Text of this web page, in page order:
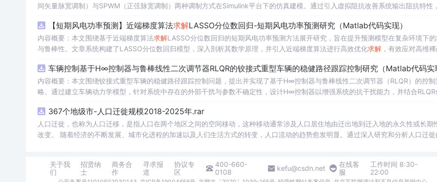
间矢量脉宽调制）与SPWM（正弦脉宽调制）两种调制方式在Simulink平台下的仿真建模。通过引入虚拟阻抗改善系统输出阻抗特性
制策略的设计、调制算法的实现、动态响应分析及谐波抑制效果评估，同时拓展涉及正负序分离、中点电位平衡、DPWMA调制等关
术，构建了完整的高性能并网 逆变器控制系统仿真体系。; 适合人群：适用于从事电力电子、新能源发电、智能电网及相关领域的研
科研人员和工程技术人员，特别是具备三相并网逆变器控制理论基础并熟悉MATLAB/Simulink仿真环境的专业人士；; 使用场景及目标：
工作；③为企业研发高性能、高可靠性的并网逆变器产品提供先进的控制方案与技术原型支持；; 阅读建议：建议读者结合提供的Simulin
k模型文件进行实际操作与仿真验证，重点关注虚拟阻抗参数设计与有源阻尼的协同作用机制，深入理解不同调制策略对系统性能的
并可进一步拓展学习文中提及的正负序控制、中点电位平衡等先进控制技术，全面提升对复杂电网环境下并网系统稳定运行机制的认
【短期风电功率预测】近端梯度算法求解LASSO分位数回归-短期风电功率预测研究（Matlab代码实现）
内容概要：本文围绕基于近端梯度算法求解LASSO分位数回归的短期风电功率预测方法展开研究，旨在提升预测模型在复杂环境下
与鲁棒性。文章系统构建了LASSO分位数回归模型，深入剖析其数学原理，并引入近端梯度算法进行高效优化求解，有效应对高维
能，结果表明其相较于传统方法具有更强的稳定性和准确性。此外，文档还整合了电力系统、机器学习、路径规划等多个领域的相关
方向与技术应用案例，突出该方法在新能源预测与智能优化中的广泛适用性与实践价值。; 适合人群：具备扎实的数学基础（如凸优化、统
计学习）与Matlab编程能力，从事新能源发电预测、电力系统调度、智能优化算法或机器学习等领域的科研人员、工程技术人员及研
性；②为研究LASSO回归、分位数回归及近端梯度优化算法的学者提供可复现、可扩展的Matlab代码实例，便于算法改进与对比实
③作为可再生能源消纳、电力市场出清、微网能量管理等工程场景下的核心数据分析与决策支持工具。; 阅读建议：此资源以算法实现为
核心，建议读者在掌握LASSO与分位数回归理论基础上，结合Matlab代码逐行分析近端梯度算法的迭代流程与收敛特性，重点关注
车辆控制基于H∞控制器与鲁棒线性二次调节器RLQR的铰接式重型车辆的稳健路径跟踪控制研究（Matlab代码实
内容概要：本文围绕铰接式重型车辆的稳健路径跟踪控制问题，提出并实现了基于H∞控制器与鲁棒线性二次调节器（RLQR）的控制
略。通过建立车辆动力学模型，针对系统中存在的外部干扰与参数不确定性，设计H∞控制器以增强系统的抗干扰能力，并结合RLQR
行驶环境下的优越性与鲁棒性。; 适合人群：具备自动控制理论基础、车辆工程或自动化相关背景，熟悉Matlab/Simulink仿真工具，从事
智能车辆控制、路径跟踪算法研究的研究生、科研人员及工程技术人员。; 使用场景及目标：①应用于铰接式重型车辆（如矿用卡车、大
型拖挂车）的自动驾驶路径跟踪控制系统设计；②为解决存在模型不确定性和外界扰动条件下的鲁棒控制问题提供算法参考与实现
型参数或引入新的扰动场景进行拓展性实验，以增强实际应用能力。
367个地级市-人口迁徙规模2018-2025年.rar
人口迁徙，也称为人口迁移，是指人口在两个地区之间的空间移动，这种移动通常涉及人口居住地由迁出地到迁入地的永久性或长期
改变。 随着经济的不断发展、城市化进程的加速以及人们生活方式的转变，人口流动的趋势愈发明显。通过深入研究和分析人口迁徙
关于我
们
招贤纳
士
商务合
作
寻求报
道
协议专
区
400-660-
0108
kefu@csdn.net
在线客
服
工作时间 8:30-
22:00